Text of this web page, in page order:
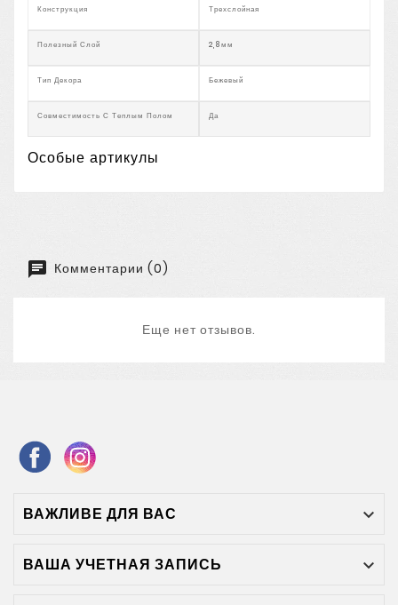
Конструкция Трехслойная
Полезный Слой 2,8мм
Тип Декора Бежевый
Совместимость С Теплым Полом Да
Особые артикулы
Комментарии (0)
Еще нет отзывов.
ВАЖЛИВЕ ДЛЯ ВАС 
ВАША УЧЕТНАЯ ЗАПИСЬ 